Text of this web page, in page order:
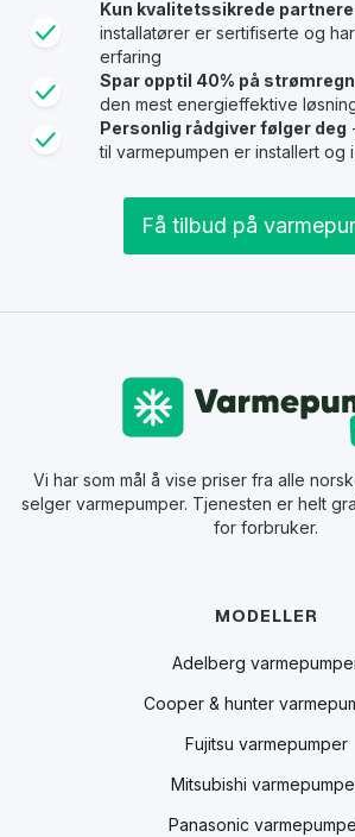
Kun kvalitetssikrede partnere
installatører er sertifiserte og
erfaring
Spar opptil 40% på
den mest energieffektive
Personlig rådgiver følger deg
til varmepumpen er installert og
Få tilbud på
Vi har som mål å vise priser fra alle
selger varmepumper. Tjenesten er helt
for forbruker.
MODELLER
Adelberg
Cooper & hunter
Fujitsu varmepumper
Mitsubishi
Panasonic